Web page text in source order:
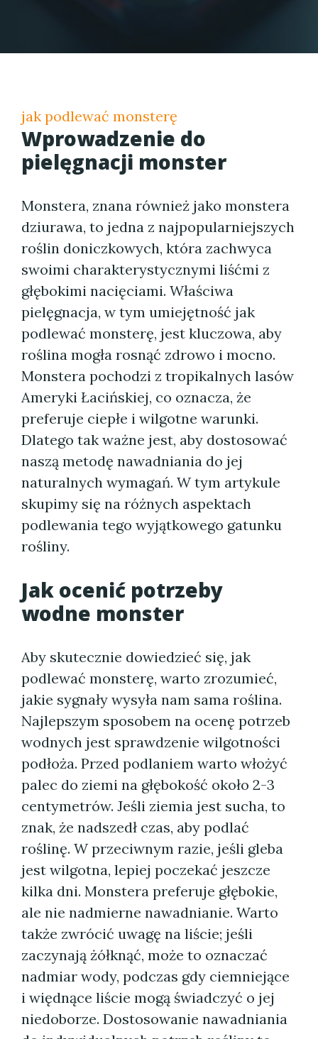
jak podlewać monsterę
Wprowadzenie do
pielęgnacji monster
Monstera, znana również jako monstera
dziurawa, to jedna z najpopularniejszych
roślin doniczkowych, która zachwyca
swoimi charakterystycznymi liśćmi z
głębokimi nacięciami. Właściwa
pielęgnacja, w tym umiejętność jak
podlewać monsterę, jest kluczowa, aby
roślina mogła rosnąć zdrowo i mocno.
Monstera pochodzi z tropikalnych lasów
Ameryki Łacińskiej, co oznacza, że
preferuje ciepłe i wilgotne warunki.
Dlatego tak ważne jest, aby dostosować
naszą metodę nawadniania do jej
naturalnych wymagań. W tym artykule
skupimy się na różnych aspektach
podlewania tego wyjątkowego gatunku
rośliny.
Jak ocenić potrzeby
wodne monster
Aby skutecznie dowiedzieć się, jak
podlewać monsterę, warto zrozumieć,
jakie sygnały wysyła nam sama roślina.
Najlepszym sposobem na ocenę potrzeb
wodnych jest sprawdzenie wilgotności
podłoża. Przed podlaniem warto włożyć
palec do ziemi na głębokość około 2-3
centymetrów. Jeśli ziemia jest sucha, to
znak, że nadszedł czas, aby podlać
roślinę. W przeciwnym razie, jeśli gleba
jest wilgotna, lepiej poczekać jeszcze
kilka dni. Monstera preferuje głębokie,
ale nie nadmierne nawadnianie. Warto
także zwrócić uwagę na liście; jeśli
zaczynają żółknąć, może to oznaczać
nadmiar wody, podczas gdy ciemniejące
i więdnące liście mogą świadczyć o jej
niedoborze. Dostosowanie nawadniania